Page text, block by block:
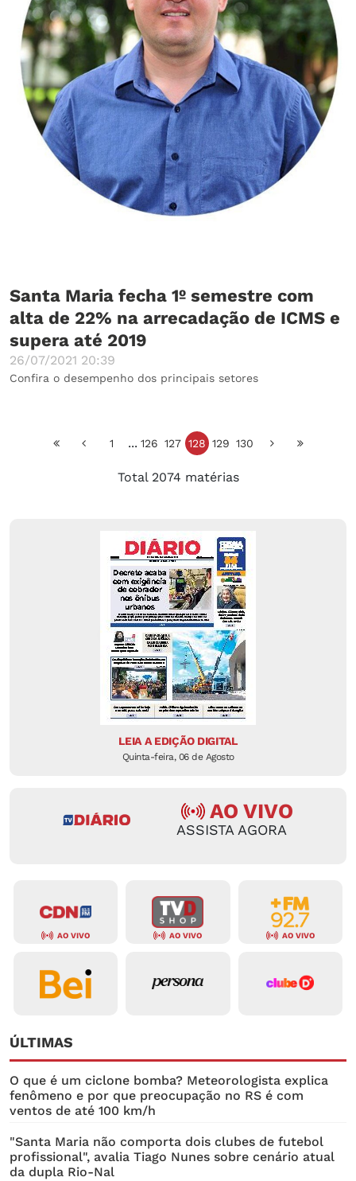
Santa Maria fecha 1º semestre com
alta de 22% na arrecadação de ICMS e
supera até 2019
26/07/2021 20:39
Confira o desempenho dos principais setores
1 ... 126 127 128 129 130
Total 2074 matérias
LEIA A EDIÇÃO DIGITAL
Quinta-feira, 06 de Agosto
AO VIVO
ASSISTA AGORA
AO VIVO AO VIVO AO VIVO
ÚLTIMAS
O que é um ciclone bomba? Meteorologista explica
fenômeno e por que preocupação no RS é com
ventos de até 100 km/h
"Santa Maria não comporta dois clubes de futebol
profissional", avalia Tiago Nunes sobre cenário atual
da dupla Rio-Nal